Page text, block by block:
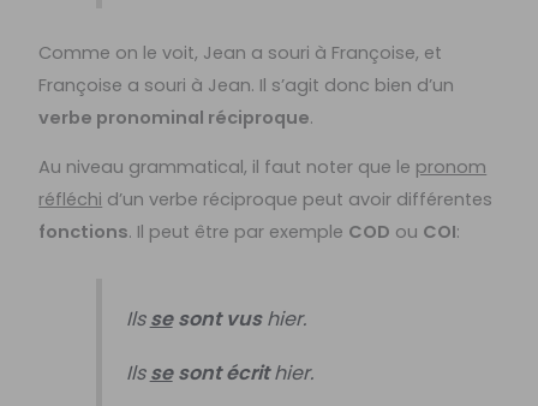
Comme on le voit, Jean a souri à Françoise, et
Françoise a souri à Jean. Il s’agit donc bien d’un
verbe pronominal réciproque.
Au niveau grammatical, il faut noter que le pronom
réfléchi d’un verbe réciproque peut avoir différentes
fonctions. Il peut être par exemple COD ou COI:
Ilsse sont vushier.
Ilsse sont écrithier.